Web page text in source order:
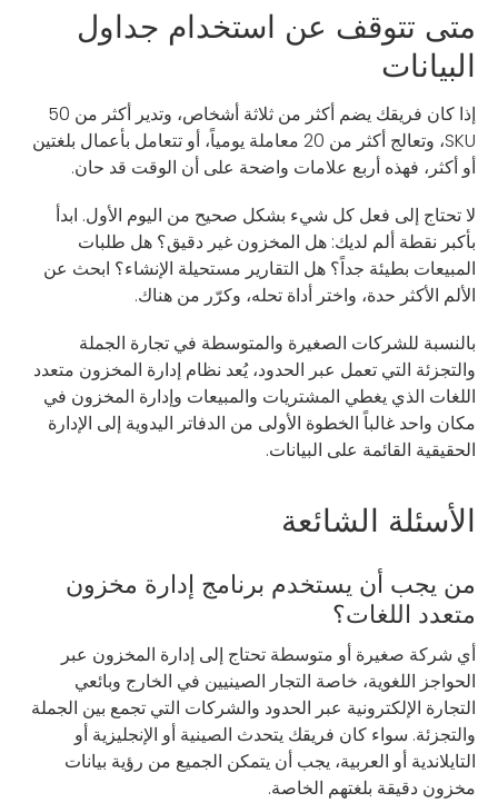
متى تتوقف عن استخدام جداول
البيانات
إذا كان فريقك يضم أكثر من ثلاثة أشخاص، وتدير أكثر من 50
SKU، وتعالج أكثر من 20 معاملة يومياً، أو تتعامل بأعمال بلغتين
أو أكثر، فهذه أربع علامات واضحة على أن الوقت قد حان.
لا تحتاج إلى فعل كل شيء بشكل صحيح من اليوم الأول. ابدأ
بأكبر نقطة ألم لديك: هل المخزون غير دقيق؟ هل طلبات
المبيعات بطيئة جداً؟ هل التقارير مستحيلة الإنشاء؟ ابحث عن
الألم الأكثر حدة، واختر أداة تحله، وكرّر من هناك.
بالنسبة للشركات الصغيرة والمتوسطة في تجارة الجملة
والتجزئة التي تعمل عبر الحدود، يُعد نظام إدارة المخزون متعدد
اللغات الذي يغطي المشتريات والمبيعات وإدارة المخزون في
مكان واحد غالباً الخطوة الأولى من الدفاتر اليدوية إلى الإدارة
الحقيقية القائمة على البيانات.
الأسئلة الشائعة
من يجب أن يستخدم برنامج إدارة مخزون
متعدد اللغات؟
أي شركة صغيرة أو متوسطة تحتاج إلى إدارة المخزون عبر
الحواجز اللغوية، خاصة التجار الصينيين في الخارج وبائعي
التجارة الإلكترونية عبر الحدود والشركات التي تجمع بين الجملة
والتجزئة. سواء كان فريقك يتحدث الصينية أو الإنجليزية أو
التايلاندية أو العربية، يجب أن يتمكن الجميع من رؤية بيانات
مخزون دقيقة بلغتهم الخاصة.